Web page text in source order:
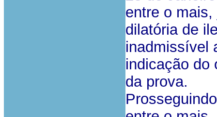
entre o
dilatória de
inadmissível
indicação do
da prova.